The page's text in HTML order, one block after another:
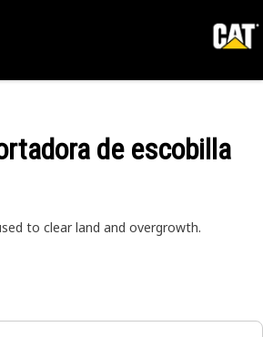
de escobilla
to clear land and overgrowth.